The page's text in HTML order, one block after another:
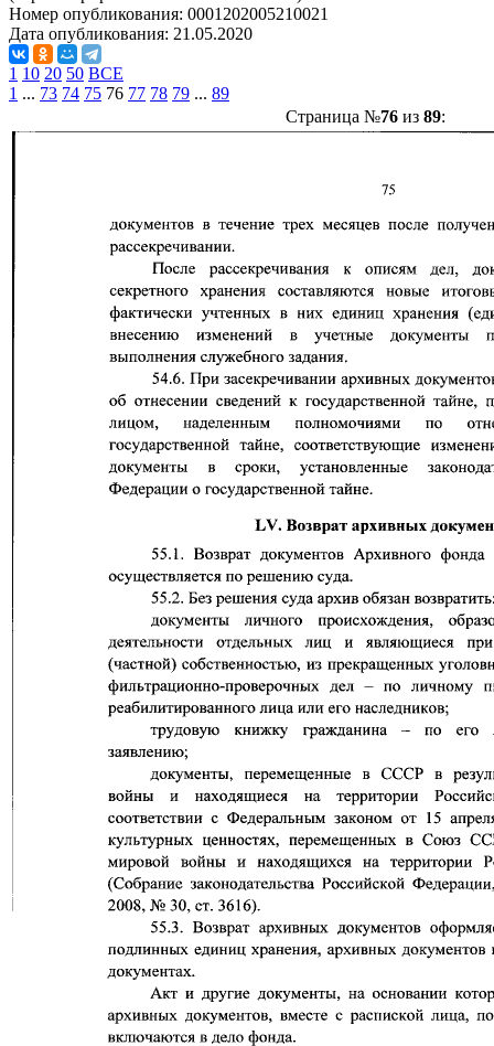
Номер опубликования: 0001202005210021
Дата опубликования: 21.05.2020
1 10 20 50 ВСЕ
1 ... 73 74 75 76 77 78 79 ... 89
Страница №76из 89: